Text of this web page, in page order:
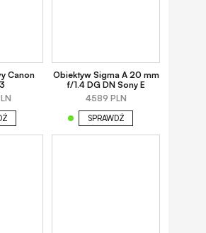
Canon
Obiektyw Sigma A 20 mm
f/1.4 DG DN Sony E
4589 PLN
SPRAWDŹ